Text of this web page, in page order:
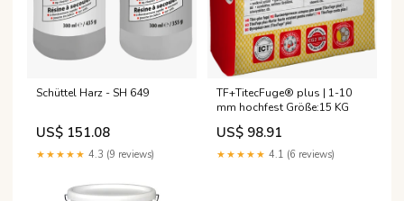
Schüttel Harz - SH 649
US$ 151.08
★★★★★ 4.3 (9 reviews)
TF+TitecFuge® plus | 1-10
mm hochfest Größe:15 KG
US$ 98.91
★★★★★ 4.1 (6 reviews)